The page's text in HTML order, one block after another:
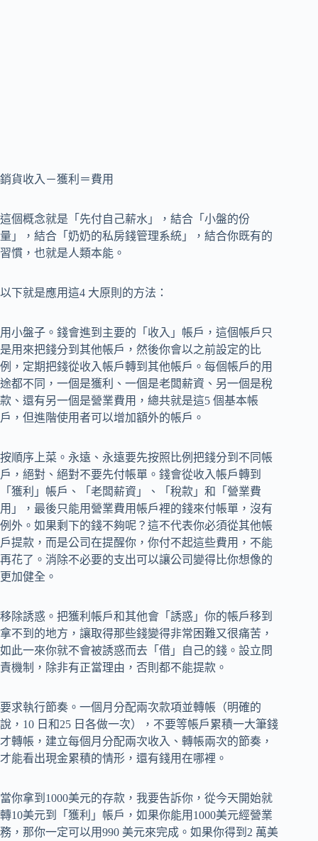
銷貨收入－獲利＝費用
這個概念就是「先付自己薪水」，結合「小盤的份
量」，結合「奶奶的私房錢管理系統」，結合你既有的
習慣，也就是人類本能。
以下就是應用這4 大原則的方法：
用小盤子。錢會進到主要的「收入」帳戶，這個帳戶只
是用來把錢分到其他帳戶，然後你會以之前設定的比
例，定期把錢從收入帳戶轉到其他帳戶。每個帳戶的用
途都不同，一個是獲利、一個是老闆薪資、另一個是稅
款、還有另一個是營業費用，總共就是這5 個基本帳
戶，但進階使用者可以增加額外的帳戶。
按順序上菜。永遠、永遠要先按照比例把錢分到不同帳
戶，絕對、絕對不要先付帳單。錢會從收入帳戶轉到
「獲利」帳戶、「老闆薪資」、「稅款」和「營業費
用」，最後只能用營業費用帳戶裡的錢來付帳單，沒有
例外。如果剩下的錢不夠呢？這不代表你必須從其他帳
戶提款，而是公司在提醒你，你付不起這些費用，不能
再花了。消除不必要的支出可以讓公司變得比你想像的
更加健全。
移除誘惑。把獲利帳戶和其他會「誘惑」你的帳戶移到
拿不到的地方，讓取得那些錢變得非常困難又很痛苦，
如此一來你就不會被誘惑而去「借」自己的錢。設立問
責機制，除非有正當理由，否則都不能提款。
要求執行節奏。一個月分配兩次款項並轉帳（明確的
說，10 日和25 日各做一次），不要等帳戶累積一大筆錢
才轉帳，建立每個月分配兩次收入、轉帳兩次的節奏，
才能看出現金累積的情形，還有錢用在哪裡。
當你拿到1000美元的存款，我要告訴你，從今天開始就
轉10美元到「獲利」帳戶，如果你能用1000美元經營業
務，那你一定可以用990 美元來完成。如果你得到2 萬美